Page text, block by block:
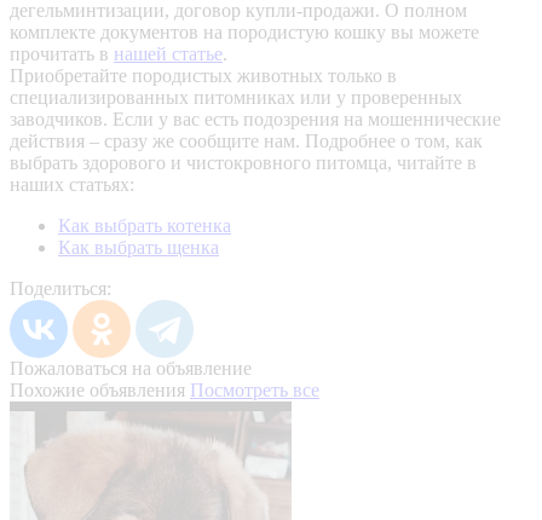
дегельминтизации, договор купли-продажи. О полном
комплекте документов на породистую кошку вы можете
прочитать в нашей статье.
Приобретайте породистых животных только в
специализированных питомниках или у проверенных
заводчиков. Если у вас есть подозрения на мошеннические
действия – сразу же сообщите нам. Подробнее о том, как
выбрать здорового и чистокровного питомца, читайте в
наших статьях:
Как выбрать котенка
Как выбрать щенка
Поделиться:
Пожаловаться на объявление
Похожие объявления Посмотреть все